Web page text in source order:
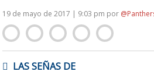
19 de mayo de 2017 | 9:03 pm por
NAVEGACIÓN
DELAS SEÑAS DE